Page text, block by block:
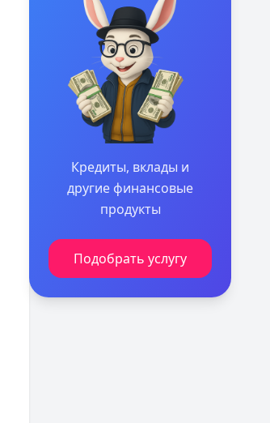
Кредиты, вклады и
другие финансовые
продукты
Подобрать услугу